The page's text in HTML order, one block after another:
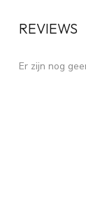
Trolleysysteem
REVIEWS
Er zijn nog